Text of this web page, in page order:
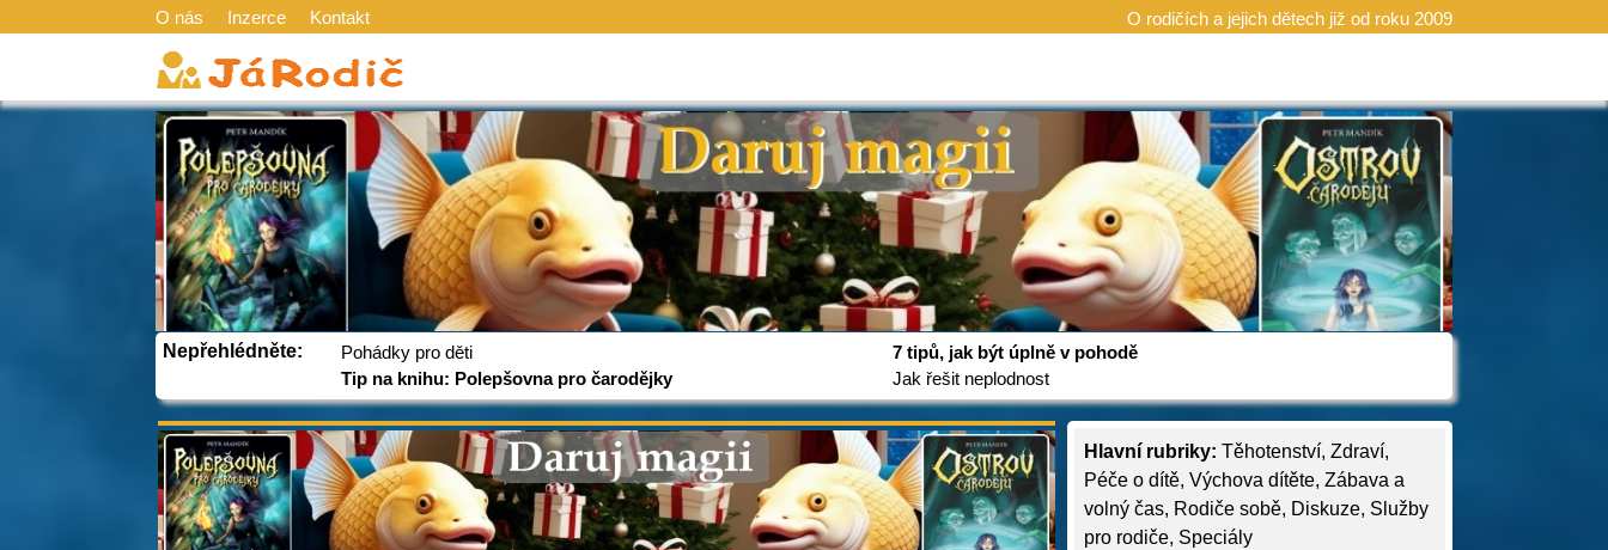
O nás Inzerce Kontakt O rodičích a jejich dětech již od roku 2009
Nepřehlédněte:
Pohádky pro děti
Tip na knihu: Polepšovna pro čarodějky
7 tipů, jak být úplně v pohodě
Jak řešit neplodnost
Hlavní rubriky: Těhotenství, Zdraví,
Péče o dítě, Výchova dítěte, Zábava a
volný čas, Rodiče sobě, Diskuze, Služby
pro rodiče, Speciály